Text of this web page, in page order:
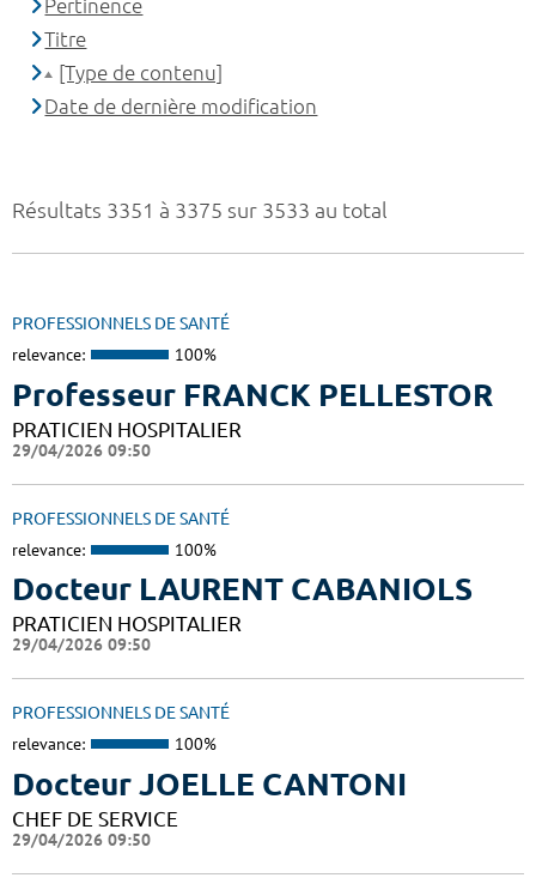
Résultats 3351 à 3375 sur 3533 au total
PROFESSIONNELS DE SANTÉ
relevance: 100%
Professeur FRANCK PELLESTOR
PRATICIEN HOSPITALIER
29/04/2026 09:50
PROFESSIONNELS DE SANTÉ
relevance: 100%
Docteur LAURENT CABANIOLS
PRATICIEN HOSPITALIER
29/04/2026 09:50
PROFESSIONNELS DE SANTÉ
relevance: 100%
Docteur JOELLE CANTONI
CHEF DE SERVICE
29/04/2026 09:50
Pertinence
Titre
[Type de contenu]
Date de dernière modification